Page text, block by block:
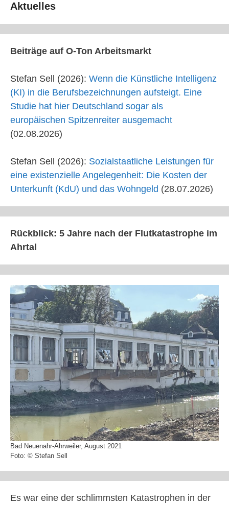
Aktuelles
Beiträge auf O-Ton Arbeitsmarkt
Stefan Sell (2026): Wenn die Künstliche Intelligenz
(KI) in die Berufsbezeichnungen aufsteigt. Eine
Studie hat hier Deutschland sogar als
europäischen Spitzenreiter ausgemacht
(02.08.2026)
Stefan Sell (2026): Sozialstaatliche Leistungen für
eine existenzielle Angelegenheit: Die Kosten der
Unterkunft (KdU) und das Wohngeld (28.07.2026)
Rückblick: 5 Jahre nach der Flutkatastrophe im
Ahrtal
Bad Neuenahr-Ahrweiler, August 2021
Foto: © Stefan Sell
Es war eine der schlimmsten Katastrophen in der